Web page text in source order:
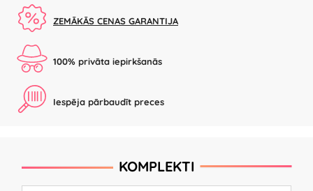
ZEMĀKĀS CENAS GARANTIJA
100% privāta iepirkšanās
Iespēja pārbaudīt preces
KOMPLEKTI